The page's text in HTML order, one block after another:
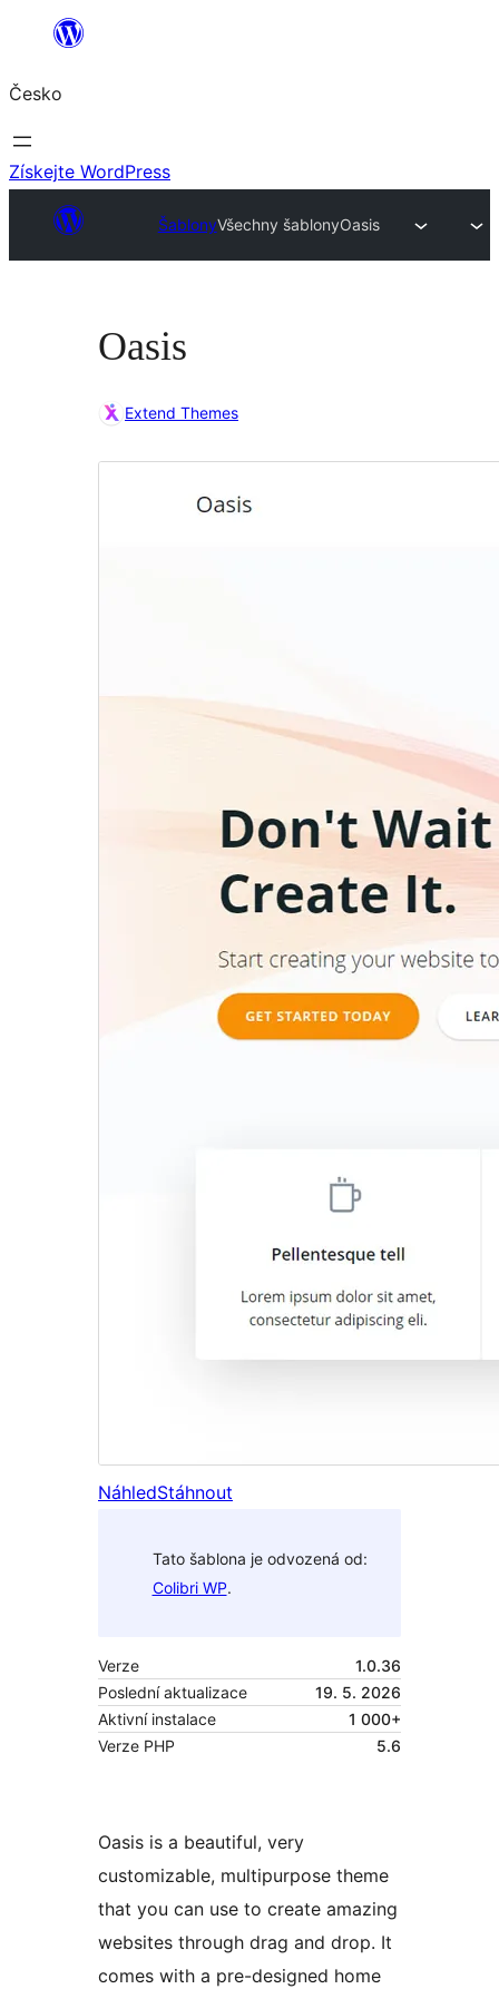
Přeskočit
obsah
Česko
Získejte WordPress
ŠablonyVšechny šablonyOasis
Oasis
Extend Themes
NáhledStáhnout
Tato šablona je odvozená od:
Colibri WP.
Verze
1.0.36
Poslední aktualizace
19. 5. 2026
Aktivní instalace
1 000+
Verze PHP
5.6
Oasis is a beautiful, very
customizable, multipurpose theme
that you can use to create amazing
websites through drag and drop. It
comes with a pre-designed home